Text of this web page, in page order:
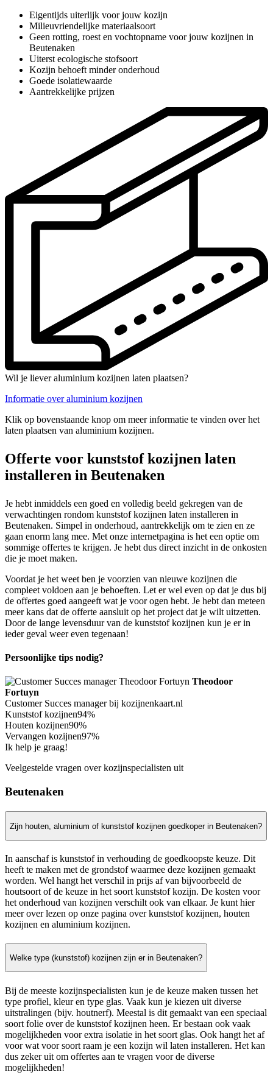
Eigentijds uiterlijk voor jouw kozijn
Milieuvriendelijke materiaalsoort
Geen rotting, roest en vochtopname voor jouw kozijnen in
Beutenaken
Uiterst ecologische stofsoort
Kozijn behoeft minder onderhoud
Goede isolatiewaarde
Aantrekkelijke prijzen
Wil je liever aluminium kozijnen laten plaatsen?
Informatie over aluminium kozijnen
Klik op bovenstaande knop om meer informatie te vinden over het
laten plaatsen van aluminium kozijnen.
Offerte voor kunststof kozijnen laten
installeren in Beutenaken
Je hebt inmiddels een goed en volledig beeld gekregen van de
verwachtingen rondom kunststof kozijnen laten installeren in
Beutenaken. Simpel in onderhoud, aantrekkelijk om te zien en ze
gaan enorm lang mee. Met onze internetpagina is het een optie om
sommige offertes te krijgen. Je hebt dus direct inzicht in de onkosten
die je moet maken.
Voordat je het weet ben je voorzien van nieuwe kozijnen die
compleet voldoen aan je behoeften. Let er wel even op dat je dus bij
de offertes goed aangeeft wat je voor ogen hebt. Je hebt dan meteen
meer kans dat de offerte aansluit op het project dat je wilt uitzetten.
Door de lange levensduur van de kunststof kozijnen kun je er in
ieder geval weer even tegenaan!
Persoonlijke tips nodig?
Theodoor
Fortuyn
Customer Succes manager bij kozijnenkaart.nl
Kunststof kozijnen94%
Houten kozijnen90%
Vervangen kozijnen97%
Ik help je graag!
Veelgestelde vragen over kozijnspecialisten uit
Beutenaken
Zijn houten, aluminium of kunststof kozijnen goedkoper in Beutenaken?
In aanschaf is kunststof in verhouding de goedkoopste keuze. Dit
heeft te maken met de grondstof waarmee deze kozijnen gemaakt
worden. Wel hangt het verschil in prijs af van bijvoorbeeld de
houtsoort of de keuze in het soort kunststof kozijn. De kosten voor
het onderhoud van kozijnen verschilt ook van elkaar. Je kunt hier
meer over lezen op onze pagina over kunststof kozijnen, houten
kozijnen en aluminium kozijnen.
Welke type (kunststof) kozijnen zijn er in Beutenaken?
Bij de meeste kozijnspecialisten kun je de keuze maken tussen het
type profiel, kleur en type glas. Vaak kun je kiezen uit diverse
uitstralingen (bijv. houtnerf). Meestal is dit gemaakt van een speciaal
soort folie over de kunststof kozijnen heen. Er bestaan ook vaak
mogelijkheden voor extra isolatie in het soort glas. Ook hangt het af
voor wat voor soort raam je een kozijn wil laten installeren. Het kan
dus zeker uit om offertes aan te vragen voor de diverse
mogelijkheden!